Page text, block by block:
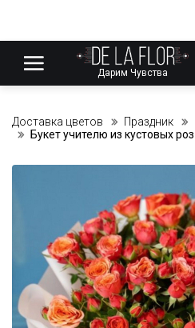
Дарим Чувства
Доставка цветов Праздник
Букет учителю из кустовых роз